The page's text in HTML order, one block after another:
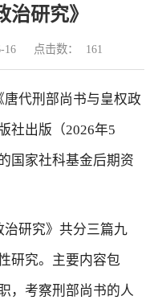
治研究》
16 点击数： 161
代刑部尚书与皇权政
社出版（2026年5
国家社科基金后期资
治研究》共分三篇九
研究。主要内容包
，考察刑部尚书的人